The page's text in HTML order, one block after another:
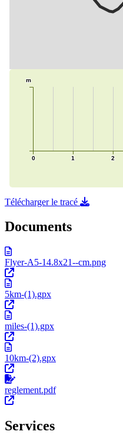
Télécharger le tracé
Documents
Flyer-A5-14.8x21--cm.png
5km-(1).gpx
miles-(1).gpx
10km-(2).gpx
reglement.pdf
Services